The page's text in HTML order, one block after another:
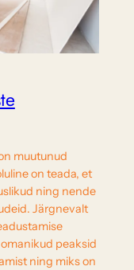
muutunud
on teada, et
ning nende
Järgnevalt
peaksid
ning miks on